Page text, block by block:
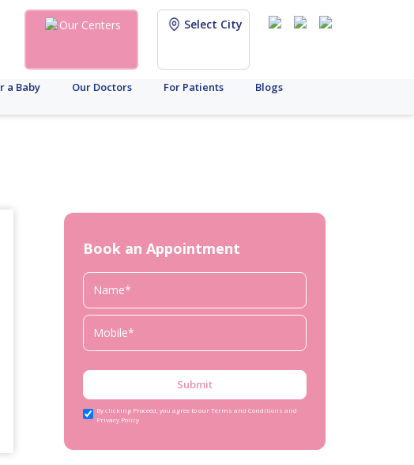
Our Centers Select City
a Baby Our Doctors For Patients Blogs
Book an Appointment
Submit
By clicking Proceed, you agree to our Terms and Conditions and
Privacy Policy